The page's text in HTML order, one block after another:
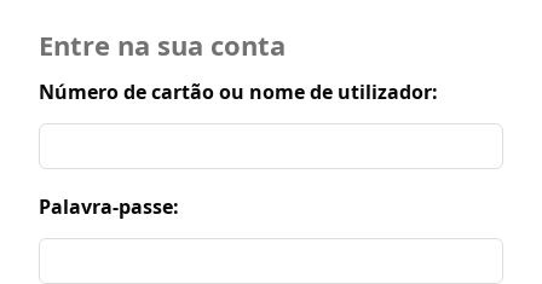
Entre na sua conta
Número de cartão ou nome de utilizador:
Palavra-passe: